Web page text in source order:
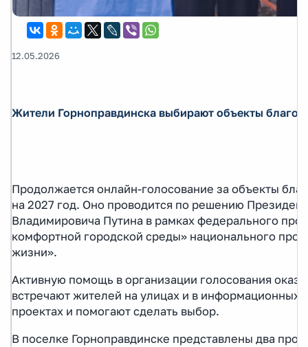
12.05.2026
Жители Горноправдинска выбирают объекты
Продолжается онлайн-голосование за объекты
на 2027 год. Оно проводится по решению
Владимировича Путина в рамках федерального
комфортной городской среды» национального
жизни».
Активную помощь в организации голосования
встречают жителей на улицах и в информационных
проектах и помогают сделать выбор.
В поселке Горноправдинске представлены два